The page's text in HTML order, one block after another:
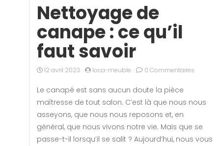
Nettoyage de
canape : ce qu’il
faut savoir
12 avril 2023 loca-meuble 0 Commentaires
Le canapé est sans aucun doute la pièce
maîtresse de tout salon. C’est là que nous nous
asseyons, que nous nous reposons et, en
général, que nous vivons notre vie. Mais que se
passe-t-il lorsqu’il se salit ? Aujourd’hui, nous vous